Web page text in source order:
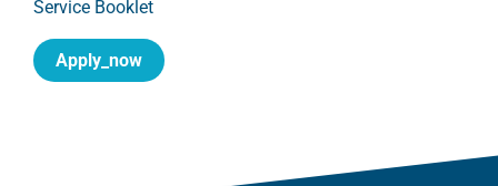
Service Booklet
Apply_now